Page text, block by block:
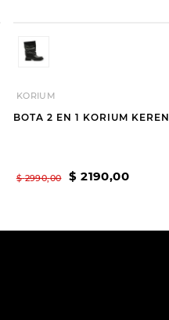
KORIUM
BOTA 2 EN 1 KORIUM KEREN
$ 2990,00 $ 2190,00